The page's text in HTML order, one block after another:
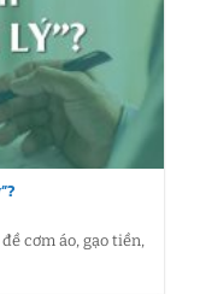
cơm áo, gạo tiền,